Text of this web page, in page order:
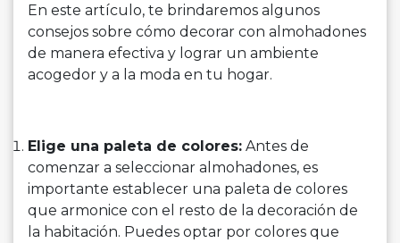
En este artículo, te brindaremos algunos
consejos sobre cómo decorar con almohadones
de manera efectiva y lograr un ambiente
acogedor y a la moda en tu hogar.
Elige una paleta de colores: Antes de
comenzar a seleccionar almohadones, es
importante establecer una paleta de colores
que armonice con el resto de la decoración de
la habitación. Puedes optar por colores que